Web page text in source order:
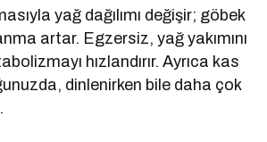
yağ dağılımı değişir; göbek
artar. Egzersiz, yağ yakımını
hızlandırır. Ayrıca kas
dinlenirken bile daha çok